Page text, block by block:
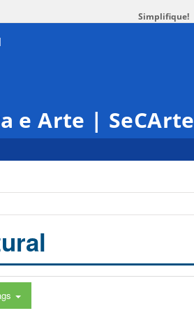
Simplifique!
e Arte | SeCArte